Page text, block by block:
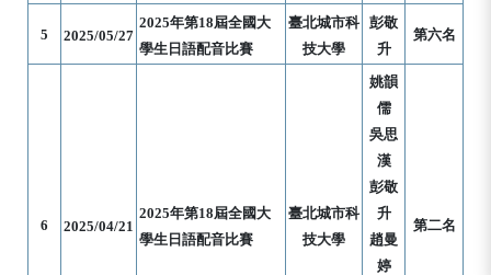
5 2025/05/27
2025年第18屆全國大
學生日語配音比賽
臺北城市科
技大學
彭敬
升
第六名
6 2025/04/21
2025年第18屆全國大
學生日語配音比賽
臺北城市科
技大學
姚韻
儒
吳思
漢
彭敬
升
趙曼
婷
第二名